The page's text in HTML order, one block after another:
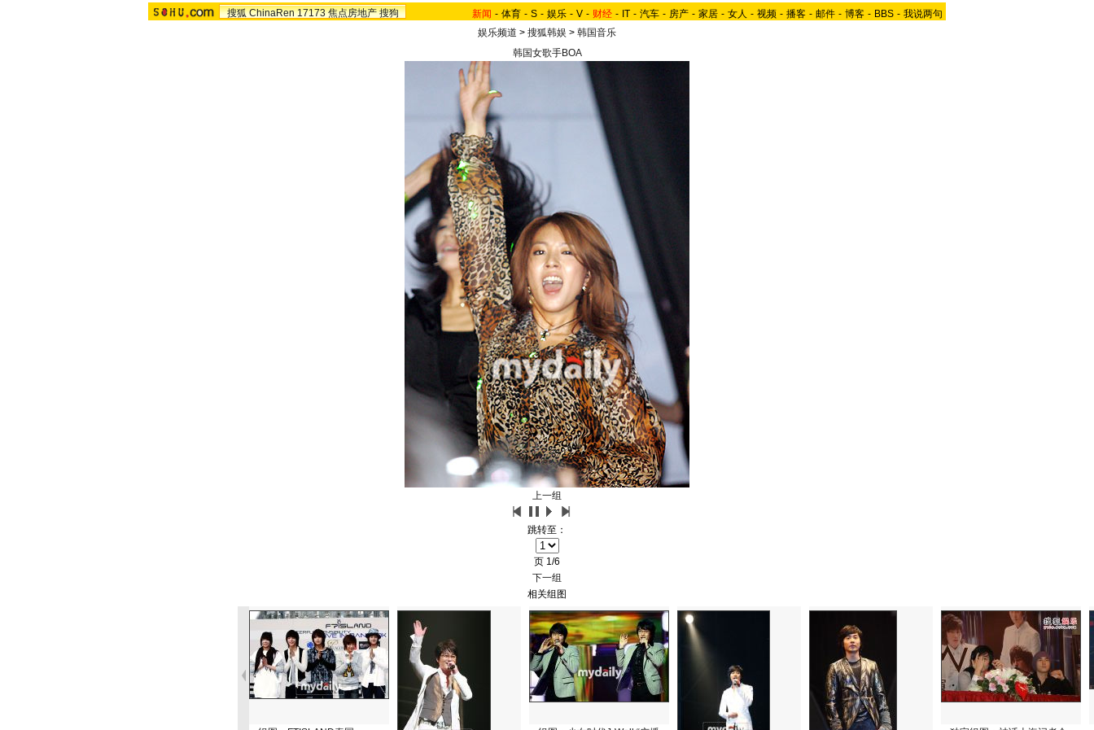
搜狐 ChinaRen 17173 焦点房地产 搜狗 新闻 - 体育 - S - 娱乐 - V - 财经 - IT - 汽车 - 房产 - 家居 - 女人 - 视频 - 播客 - 邮件 - 博客 - BBS - 我说两句
娱乐频道 > 搜狐韩娱 > 韩国音乐
韩国女歌手BOA
上一组
跳转至：
页 1/6
下一组
相关组图